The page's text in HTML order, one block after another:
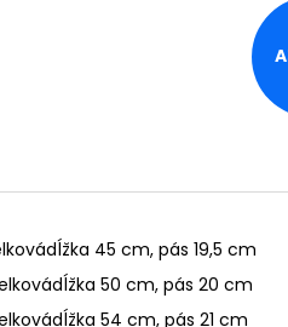
45 cm, pás 19,5 cm
50 cm, pás 20 cm
54 cm, pás 21 cm